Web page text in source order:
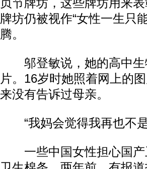
贞节牌坊，这些牌坊用来
牌坊仍被视作“女性一生只
腾。
邬登敏说，她的高中生
片。16岁时她照着网上的
来没有告诉过母亲。
“我妈会觉得我再也不是
一些中国女性担心国产